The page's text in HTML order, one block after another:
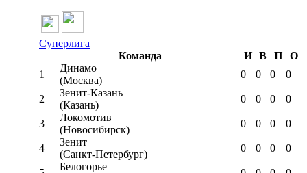
Суперлига
Команда
И В П
О
1
Динамо
(Москва)
0 0 0 0
2
Зенит-Казань
(Казань)
0 0 0 0
3
Локомотив
(Новосибирск)
0 0 0 0
4
Зенит
(Санкт-Петербург)
0 0 0 0
Белогорье